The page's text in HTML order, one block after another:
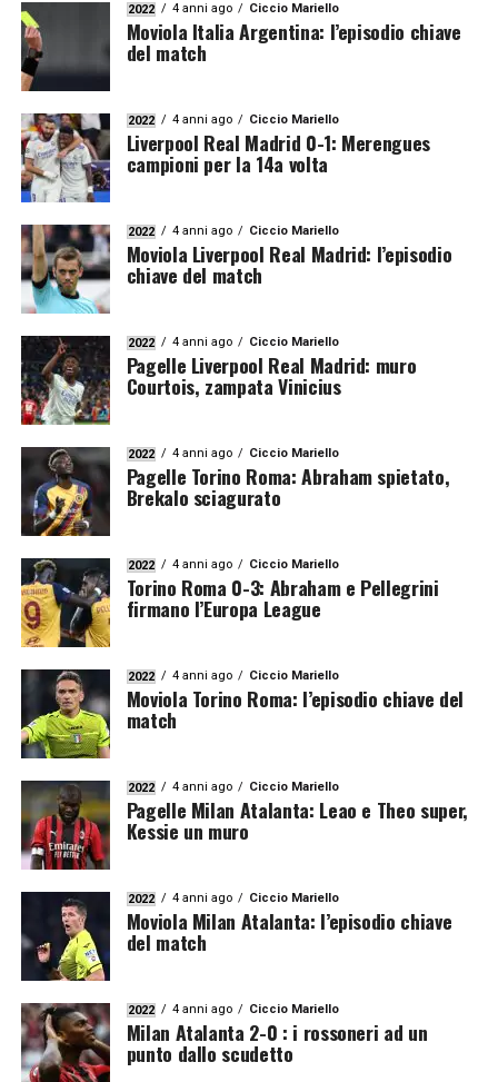
2022 4 anni ago Ciccio Mariello
Moviola Italia Argentina: l’episodio chiave
del match
2022 4 anni ago Ciccio Mariello
Liverpool Real Madrid 0-1: Merengues
campioni per la 14a volta
2022 4 anni ago Ciccio Mariello
Moviola Liverpool Real Madrid: l’episodio
chiave del match
2022 4 anni ago Ciccio Mariello
Pagelle Liverpool Real Madrid: muro
Courtois, zampata Vinicius
2022 4 anni ago Ciccio Mariello
Pagelle Torino Roma: Abraham spietato,
Brekalo sciagurato
2022 4 anni ago Ciccio Mariello
Torino Roma 0-3: Abraham e Pellegrini
firmano l’Europa League
2022 4 anni ago Ciccio Mariello
Moviola Torino Roma: l’episodio chiave del
match
2022 4 anni ago Ciccio Mariello
Pagelle Milan Atalanta: Leao e Theo super,
Kessie un muro
2022 4 anni ago Ciccio Mariello
Moviola Milan Atalanta: l’episodio chiave
del match
2022 4 anni ago Ciccio Mariello
Milan Atalanta 2-0 : i rossoneri ad un
punto dallo scudetto